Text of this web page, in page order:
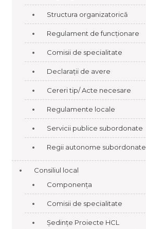
Structura organizatorică
Regulament de funcționare
Comisii de specialitate
Declarații de avere
Cereri tip/ Acte necesare
Regulamente locale
Servicii publice subordonate
Regii autonome subordonate
Consiliul local
Componența
Comisii de specialitate
Ședințe Proiecte HCL